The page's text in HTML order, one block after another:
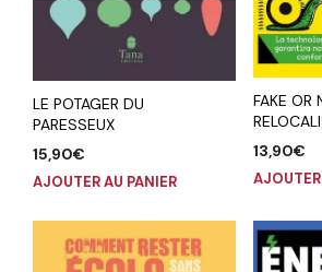
LE POTAGER DU
PARESSEUX
15,90€
AJOUTER AU PANIER
FAKE OR
13,90€